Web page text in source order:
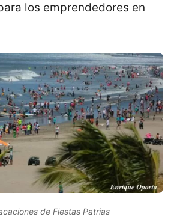
los emprendedores en
de Fiestas Patrias